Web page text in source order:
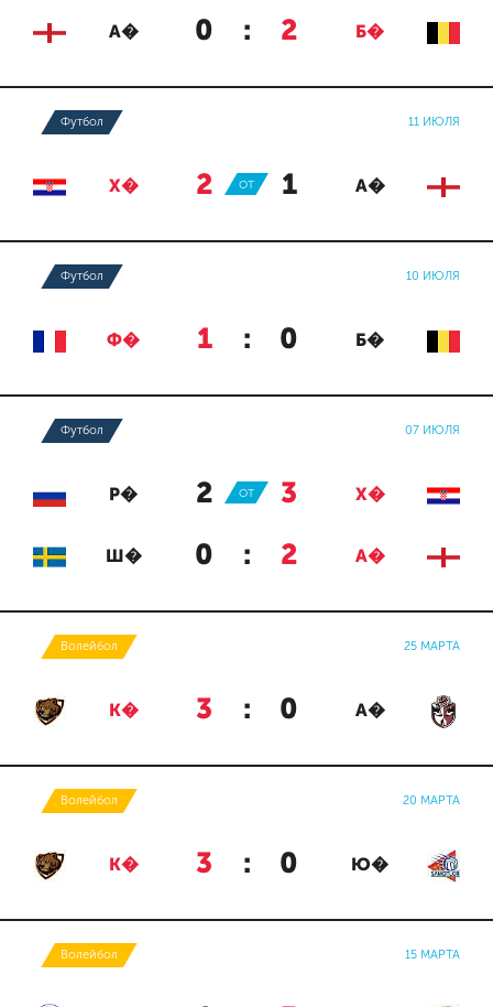
А� 0 : 2 Б�
Футбол 11 ИЮЛЯ
Х� 2 : 1 А�
ОТ
Футбол 10 ИЮЛЯ
Ф� 1 : 0 Б�
Футбол 07 ИЮЛЯ
Р� 2 : 3 Х�
ОТ
Ш� 0 : 2 А�
Волейбол 25 МАРТА
К� 3 : 0 А�
Волейбол 20 МАРТА
К� 3 : 0 Ю�
Волейбол 15 МАРТА